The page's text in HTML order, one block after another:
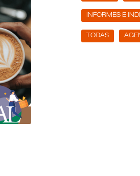
INFORMES E
TODAS